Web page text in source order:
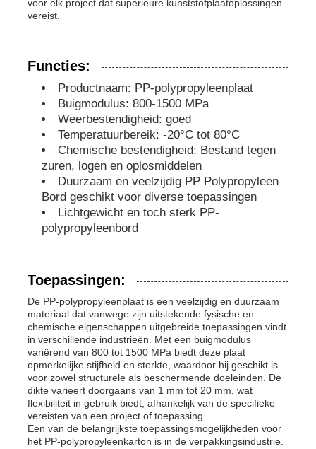
voor elk project dat superieure kunststofplaatoplossingen
vereist.
Functies:
Productnaam: PP-polypropyleenplaat
Buigmodulus: 800-1500 MPa
Weerbestendigheid: goed
Temperatuurbereik: -20°C tot 80°C
Chemische bestendigheid: Bestand tegen
zuren, logen en oplosmiddelen
Duurzaam en veelzijdig PP Polypropyleen
Bord geschikt voor diverse toepassingen
Lichtgewicht en toch sterk PP-
polypropyleenbord
Toepassingen:
De PP-polypropyleenplaat is een veelzijdig en duurzaam
materiaal dat vanwege zijn uitstekende fysische en
chemische eigenschappen uitgebreide toepassingen vindt
in verschillende industrieën. Met een buigmodulus
variërend van 800 tot 1500 MPa biedt deze plaat
opmerkelijke stijfheid en sterkte, waardoor hij geschikt is
voor zowel structurele als beschermende doeleinden. De
dikte varieert doorgaans van 1 mm tot 20 mm, wat
flexibiliteit in gebruik biedt, afhankelijk van de specifieke
vereisten van een project of toepassing.
Een van de belangrijkste toepassingsmogelijkheden voor
het PP-polypropyleenkarton is in de verpakkingsindustrie.